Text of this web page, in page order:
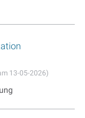
13-05-2026)